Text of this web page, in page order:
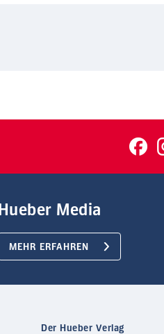
Hueber Media
MEHR ERFAHREN
Der Hueber Verlag